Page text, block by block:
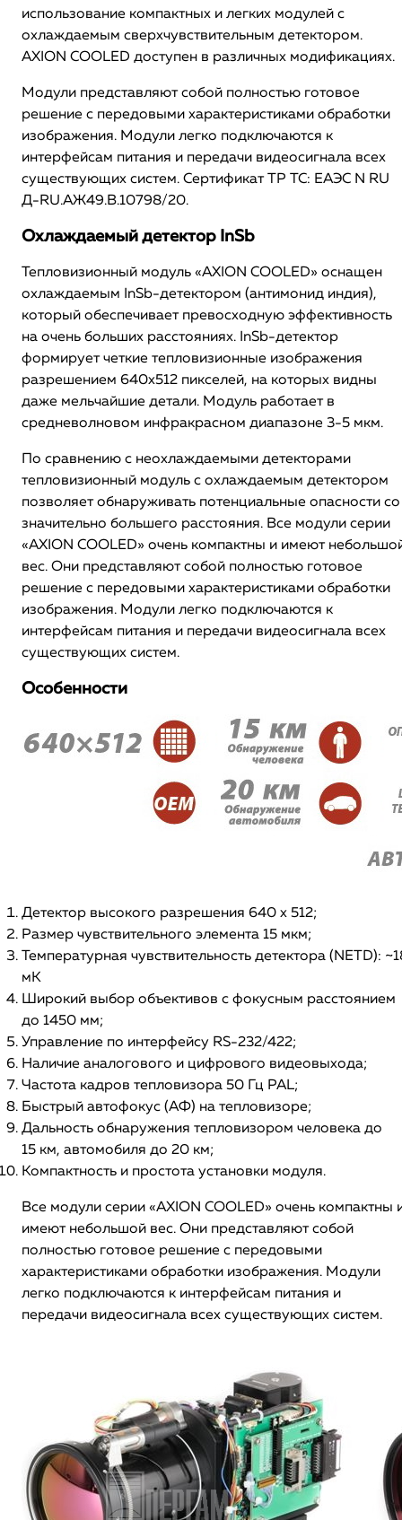
использование компактных и легких модулей с
охлаждаемым сверхчувствительным детектором.
AXION COOLED доступен в различных модификациях.
Модули представляют собой полностью готовое
решение с передовыми характеристиками обработки
изображения. Модули легко подключаются к
интерфейсам питания и передачи видеосигнала всех
существующих систем. Сертификат ТР ТС: ЕАЭС N RU
Д-RU.АЖ49.В.10798/20.
Охлаждаемый детектор InSb
Тепловизионный модуль «AXION COOLED» оснащен
охлаждаемым InSb-детектором (антимонид индия),
который обеспечивает превосходную эффективность
на очень больших расстояниях. InSb-детектор
формирует четкие тепловизионные изображения
разрешением 640х512 пикселей, на которых видны
даже мельчайшие детали. Модуль работает в
средневолновом инфракрасном диапазоне 3-5 мкм.
По сравнению с неохлаждаемыми детекторами
тепловизионный модуль с охлаждаемым детектором
позволяет обнаруживать потенциальные опасности со
значительно большего расстояния. Все модули серии
«AXION COOLED» очень компактны и имеют
вес. Они представляют собой полностью готовое
решение с передовыми характеристиками обработки
изображения. Модули легко подключаются к
интерфейсам питания и передачи видеосигнала всех
существующих систем.
Особенности
Детектор высокого разрешения 640 х 512;
Размер чувствительного элемента 15 мкм;
Температурная чувствительность детектора (NETD):
мК
Широкий выбор объективов с фокусным расстоянием
до 1450 мм;
Управление по интерфейсу RS-232/422;
Наличие аналогового и цифрового видеовыхода;
Частота кадров тепловизора 50 Гц PAL;
Быстрый автофокус (АФ) на тепловизоре;
Дальность обнаружения тепловизором человека до
15 км, автомобиля до 20 км;
Компактность и простота установки модуля.
Все модули серии «AXION COOLED» очень компактны
имеют небольшой вес. Они представляют собой
полностью готовое решение с передовыми
характеристиками обработки изображения. Модули
легко подключаются к интерфейсам питания и
передачи видеосигнала всех существующих систем.